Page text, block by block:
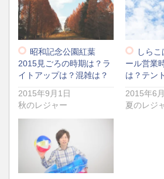
昭和記念公園紅葉
2015見ごろの時期は？ラ
イトアップは？混雑は？
2015年9月1日
秋のレジャー
しら
ール営業
は？テン
2015年6
夏のレジ